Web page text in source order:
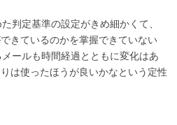
判定基準の設定がきめ細かくて、
きているのかを掌握できていない
ールも時間経過とともに変化はあ
は使ったほうが良いかなという定性